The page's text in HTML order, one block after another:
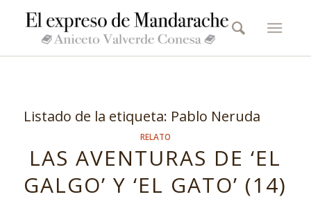
Listado de la etiqueta: Pablo Neruda
RELATO
LAS AVENTURAS DE ‘EL
GALGO’ Y ‘EL GATO’ (14)